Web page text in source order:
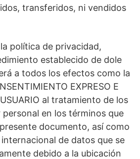
transferidos, ni vendidos
política de privacidad,
establecido de dole
a todos los efectos como la
EXPRESO E
al tratamiento de los
en los términos que
documento, así como
de datos que se
debido a la ubicación